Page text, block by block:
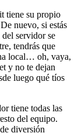
tiene su propio
nuevo, si estás
servidor se
tendrás que
local… oh, vaya,
y no te dejan
luego qué tíos
tiene todas las
del equipo.
diversión